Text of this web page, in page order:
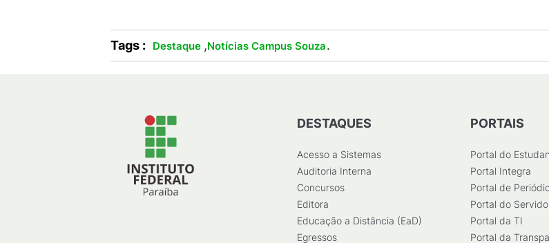
Tags : Destaque ,Notícias Campus Souza.
DESTAQUES
Acesso a Sistemas
Auditoria Interna
Concursos
Editora
Educação a Distância (EaD)
Egressos
PORTAIS
Portal do
Portal Integra
Portal de
Portal do
Portal da TI
Portal da